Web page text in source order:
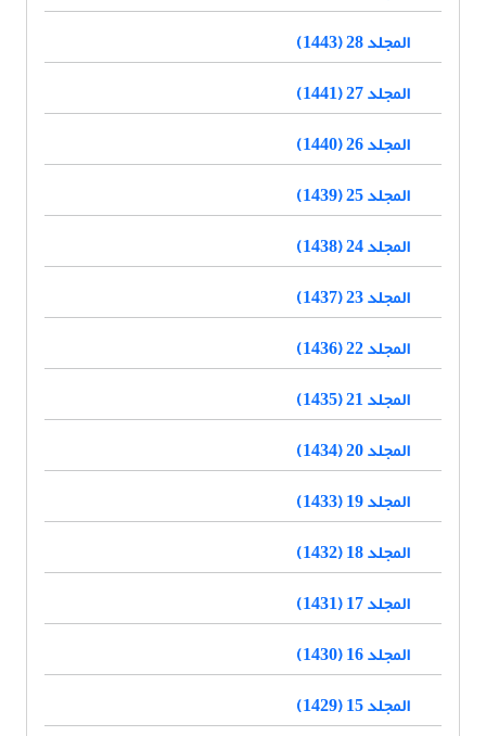
المجلد 28 (1443)
المجلد 27 (1441)
المجلد 26 (1440)
المجلد 25 (1439)
المجلد 24 (1438)
المجلد 23 (1437)
المجلد 22 (1436)
المجلد 21 (1435)
المجلد 20 (1434)
المجلد 19 (1433)
المجلد 18 (1432)
المجلد 17 (1431)
المجلد 16 (1430)
المجلد 15 (1429)